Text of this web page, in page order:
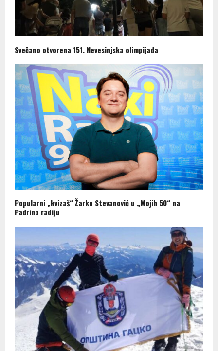
Svečano otvorena 151. Nevesinjska olimpijada
Popularni „kvizaš“ Žarko Stevanović u „Mojih 50“ na
Padrino radiju